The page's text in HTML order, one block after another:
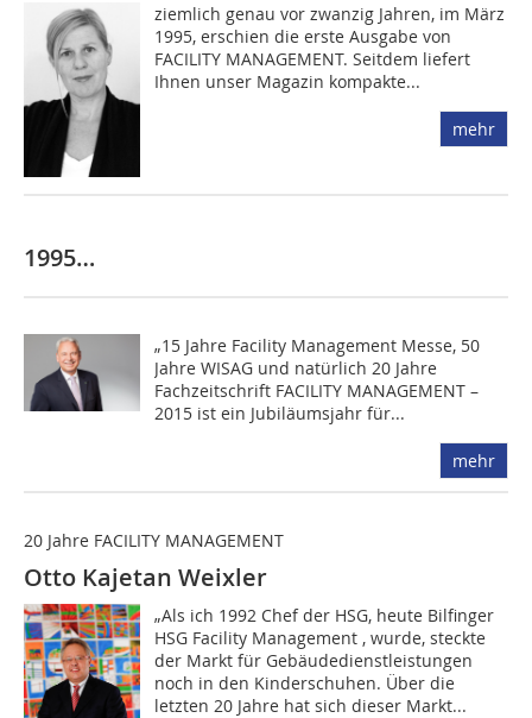
ziemlich genau vor zwanzig Jahren, im März
1995, erschien die erste Ausgabe von
FACILITY MANAGEMENT. Seitdem liefert
Ihnen unser Magazin kompakte...
mehr
1995…
„15 Jahre Facility Management Messe, 50
Jahre WISAG und natürlich 20 Jahre
Fachzeitschrift FACILITY MANAGEMENT –
2015 ist ein Jubiläumsjahr für...
mehr
20 Jahre FACILITY MANAGEMENT
Otto Kajetan Weixler
„Als ich 1992 Chef der HSG, heute Bilfinger
HSG Facility Management , wurde, steckte
der Markt für Gebäudedienstleistungen
noch in den Kinderschuhen. Über die
letzten 20 Jahre hat sich dieser Markt...